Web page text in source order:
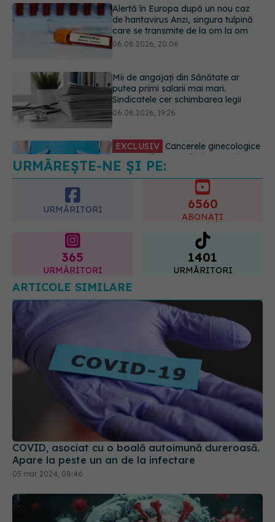
Mii de angajați din Sănătate ar
putea primi salarii mai mari.
Sindicatele cer schimbarea legii
06.08.2026, 19:26
EXCLUSIV Cancerele ginecologice
care pot fi tratate fără operație. Dr.
Sorin Bogdan (SANADOR): Chirurgia
este indicată doar punctual, pentru
anumite categorii de paciente
EXCLUSIV
Brahiterapie vs
radioterapie externă în cancerul
ginecologic. Dr. Sorin Bogdan
(SANADOR) explică diferența și
cum acționează tratamentul
URMĂREȘTE-NE ȘI PE:
URMĂRITORI 6560
ABONAȚI
365
URMĂRITORI
1401
URMĂRITORI
ARTICOLE SIMILARE
COVID, asociat cu o boală autoimună dureroasă.
Apare la peste un an de la infectare
05 mar 2024, 08:46